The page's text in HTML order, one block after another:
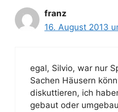
franz
16. August 2013
egal, Silvio, war nur
Sachen Häusern
diskuttieren, ich
gebaut oder